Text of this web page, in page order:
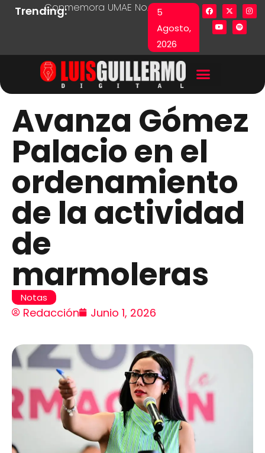
5
Agosto,
2026
Trending:Conmemora UMAE No. 71 Día de las y los
Lista en excel expone
Avanza Gómez
Palacio en el
ordenamiento
de la actividad
de
marmoleras
Notas
Redacción Junio 1, 2026